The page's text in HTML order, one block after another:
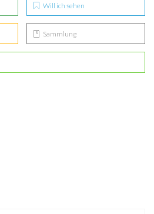
Will ich sehen
Sammlung